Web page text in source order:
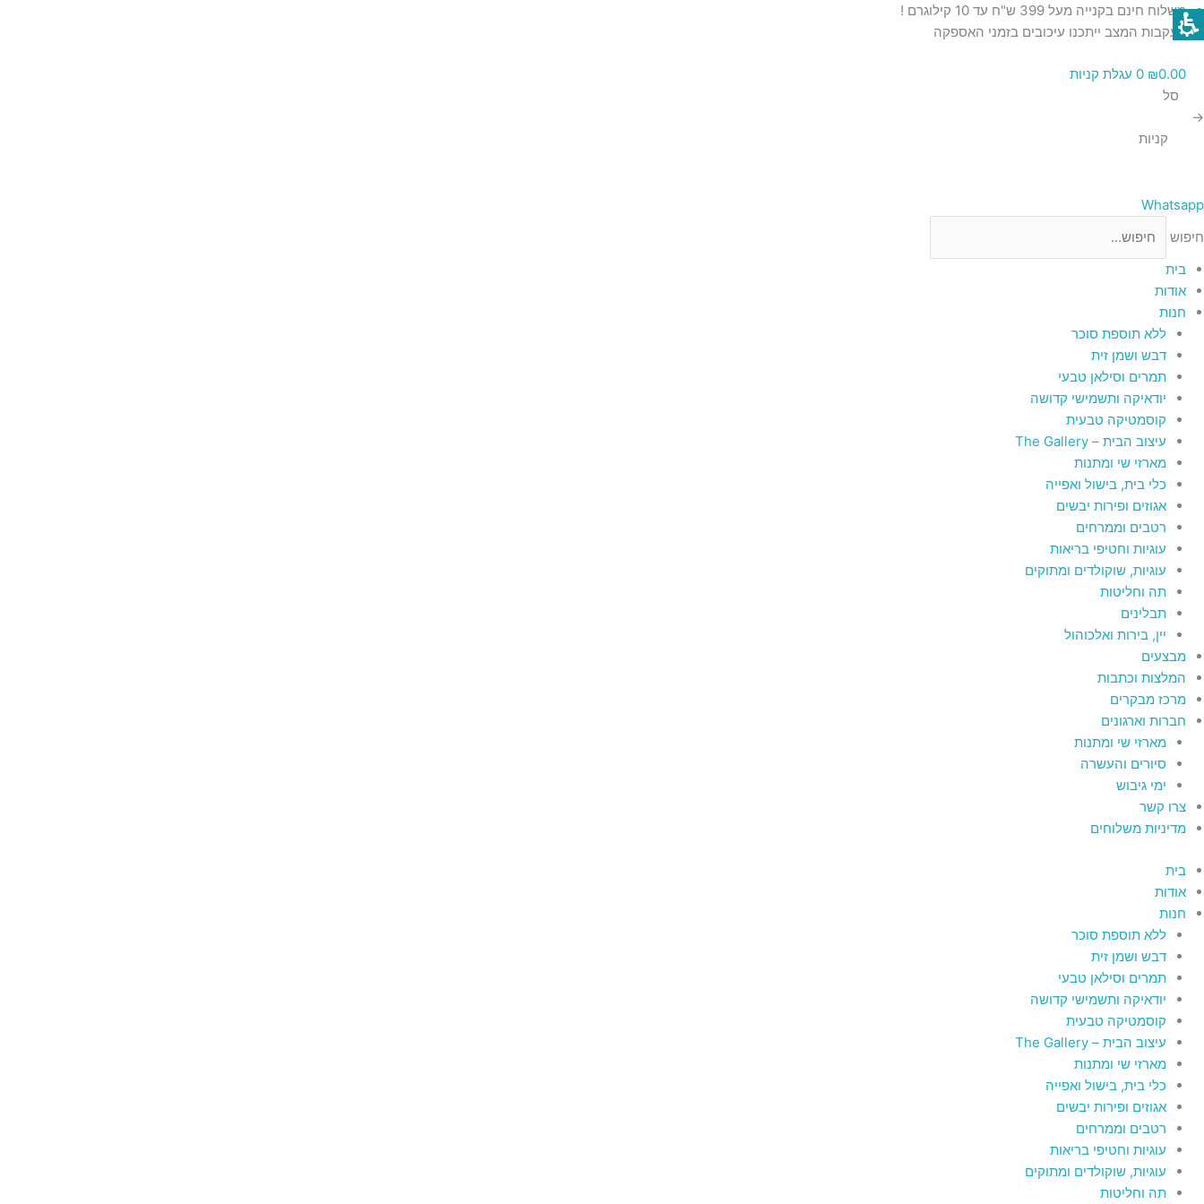
דילוג
לתוכן
משלוח חינם בקנייה מעל 399 ש"ח עד 10 קילוגרם !
בעקבות המצב ייתכנו עיכובים בזמני האספקה
₪0.00
0 עגלת קניות
סל
→
קניות
Whatsapp
חיפוש
בית
אודות
חנות
ללא תוספת סוכר
דבש ושמן זית
תמרים וסילאן טבעי
יודאיקה ותשמישי קדושה
קוסמטיקה טבעית
עיצוב הבית – The Gallery
מארזי שי ומתנות
כלי בית, בישול ואפייה
אגוזים ופירות יבשים
רטבים וממרחים
עוגיות וחטיפי בריאות
עוגיות, שוקולדים ומתוקים
תה וחליטות
תבלינים
יין, בירות ואלכוהול
מבצעים
המלצות וכתבות
מרכז מבקרים
חברות וארגונים
מארזי שי ומתנות
סיורים והעשרה
ימי גיבוש
צרו קשר
מדיניות משלוחים
בית
אודות
חנות
ללא תוספת סוכר
דבש ושמן זית
תמרים וסילאן טבעי
יודאיקה ותשמישי קדושה
קוסמטיקה טבעית
עיצוב הבית – The Gallery
מארזי שי ומתנות
כלי בית, בישול ואפייה
אגוזים ופירות יבשים
רטבים וממרחים
עוגיות וחטיפי בריאות
עוגיות, שוקולדים ומתוקים
תה וחליטות
כמות
של
קריסטל
מרהיבה
כמות
של
קידוש
כוס
כמות
של
נר
Hadarya
כמות
של
נר
מאלומיניום
כמות
של
קריסטל
יוקרתית